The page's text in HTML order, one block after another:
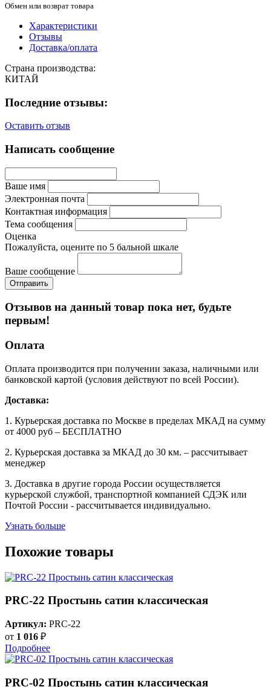
Обмен или возврат товара
Характеристики
Отзывы
Доставка/оплата
Страна производства:
КИТАЙ
Последние отзывы:
Оставить отзыв
Написать сообщение
Ваше имя
Электронная почта
Контактная информация
Тема сообщения
Оценка
Пожалуйста, оцените по 5 бальной шкале
Ваше сообщение
Отзывов на данный товар пока нет, будьте
первым!
Оплата
Оплата производится при получении заказа, наличными или
банковской картой (условия действуют по всей России).
Доставка:
1. Курьерская доставка по Москве в пределах МКАД на сумму
от 4000 руб – БЕСПЛАТНО
2. Курьерская доставка за МКАД до 30 км. – рассчитывает
менеджер
3. Доставка в другие города России осуществляется
курьерской службой, транспортной компанией СДЭК или
Почтой России - рассчитывается индивидуально.
Узнать больше
Похожие товары
PRC-22 Простынь сатин классическая
Артикул: PRC-22
от 1 016 ₽
Подробнее
PRC-02 Простынь сатин классическая